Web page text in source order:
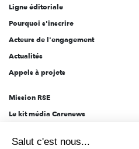
Ligne éditoriale
Pourquoi s'inscrire
Acteurs de l'engagement
Actualités
Appels à projets
Mission RSE
Le kit média Carenews
AEF info
Salut c'est nous...